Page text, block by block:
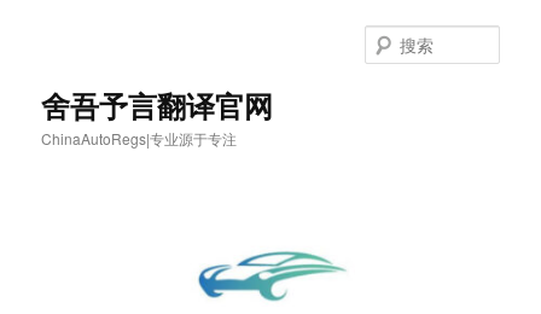
舍吾予言翻译官网
ChinaAutoRegs|专业源于专注
索